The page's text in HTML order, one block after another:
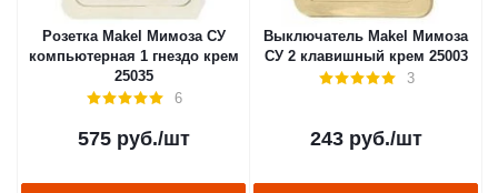
Розетка Makel Мимоза СУ
компьютерная 1 гнездо крем
25035
6
575руб./шт
Выключатель Makel Мимоза
СУ 2 клавишный крем 25003
3
243руб./шт